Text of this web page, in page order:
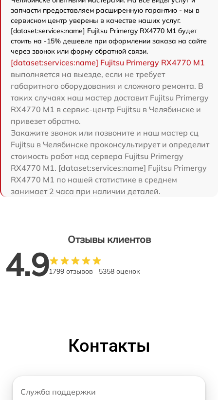
запчасти предоставляем расширенную гарантию - мы в
сервисном центр уверены в качестве наших услуг.
[dataset:services:name] Fujitsu Primergy RX4770 M1 будет
стоить на -15% дешевле при оформлении заказа на сайте
через звонок или форму обратной связи.
[dataset:services:name] Fujitsu Primergy RX4770 M1
выполняется на выезде, если не требует
габаритного оборудования и сложного ремонта. В
таких случаях наш мастер доставит Fujitsu Primergy
RX4770 M1 в сервис-центр Fujitsu в Челябинске и
привезет обратно.
Закажите звонок или позвоните и наш мастер сц
Fujitsu в Челябинске проконсультирует и определит
стоимость работ над сервера Fujitsu Primergy
RX4770 M1. [dataset:services:name] Fujitsu Primergy
RX4770 M1 по нашей статистике в среднем
занимает 2 часа при наличии деталей.
Отзывы клиентов
4.91799 отзывов 5358 оценок
Контакты
Служба поддержки